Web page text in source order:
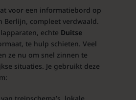
voor een informatiebord op
Berlijn, compleet verdwaald.
echte Duitse
te hulp schieten. Veel
ze nu om snel zinnen te
situaties. Je gebruikt deze